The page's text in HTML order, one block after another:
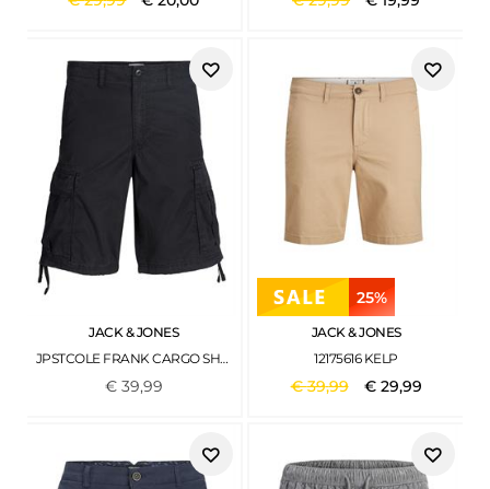
JACK & JONES
JPSTCOLE FRANK CARGO SHORTS MID SN BLACK
€ 39,99
25%
JACK & JONES
12175616 KELP
€39,99 € 29,99